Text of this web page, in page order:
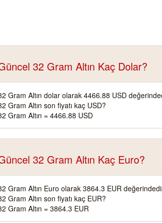
32 Gram Altın Kaç Dolar?
Gram Altın dolar olarak 4466.88 USD
Gram Altın son fiyatı kaç USD?
Gram Altın = 4466.88 USD
32 Gram Altın Kaç Euro?
Gram Altın Euro olarak 3864.3 EUR
Gram Altın son fiyatı kaç EUR?
Gram Altın = 3864.3 EUR